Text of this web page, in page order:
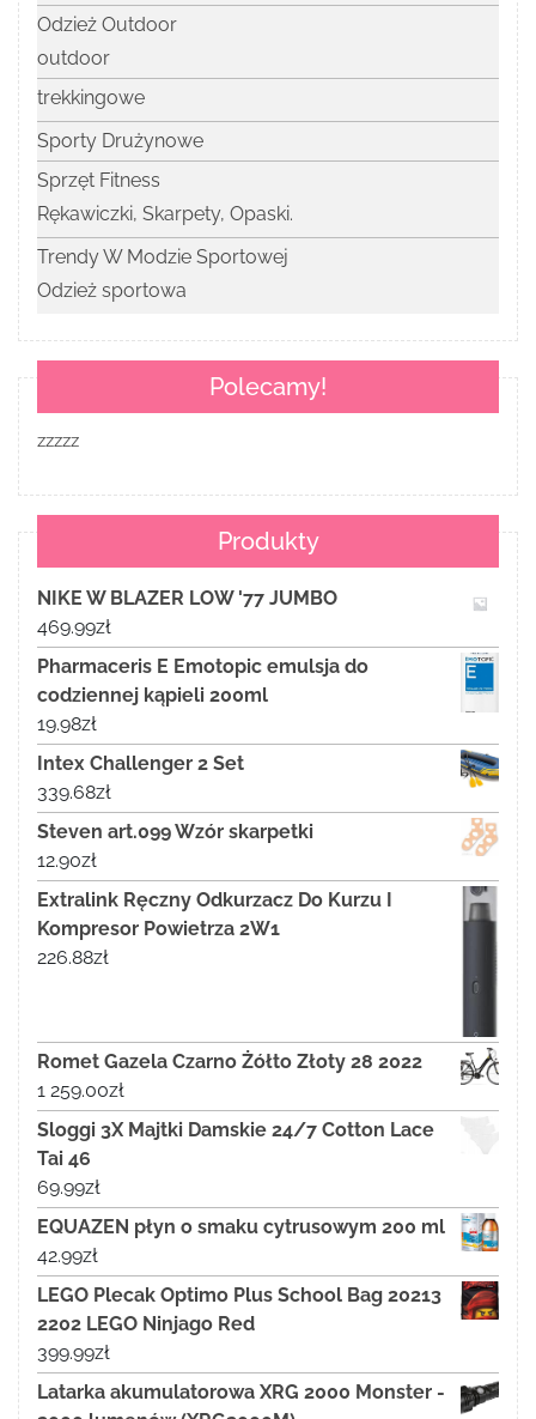
Odzież Outdoor
outdoor
trekkingowe
Sporty Drużynowe
Sprzęt Fitness
Rękawiczki, Skarpety, Opaski.
Trendy W Modzie Sportowej
Odzież sportowa
Polecamy!
zzzzz
Produkty
NIKE W BLAZER LOW '77 JUMBO
469.99zł
Pharmaceris E Emotopic emulsja do
codziennej kąpieli 200ml
19.98zł
Intex Challenger 2 Set
339.68zł
Steven art.099 Wzór skarpetki
12.90zł
Extralink Ręczny Odkurzacz Do Kurzu I
Kompresor Powietrza 2W1
226.88zł
Romet Gazela Czarno Żółto Złoty 28 2022
1 259.00zł
Sloggi 3X Majtki Damskie 24/7 Cotton Lace
Tai 46
69.99zł
EQUAZEN płyn o smaku cytrusowym 200 ml
42.99zł
LEGO Plecak Optimo Plus School Bag 20213
2202 LEGO Ninjago Red
399.99zł
Latarka akumulatorowa XRG 2000 Monster -